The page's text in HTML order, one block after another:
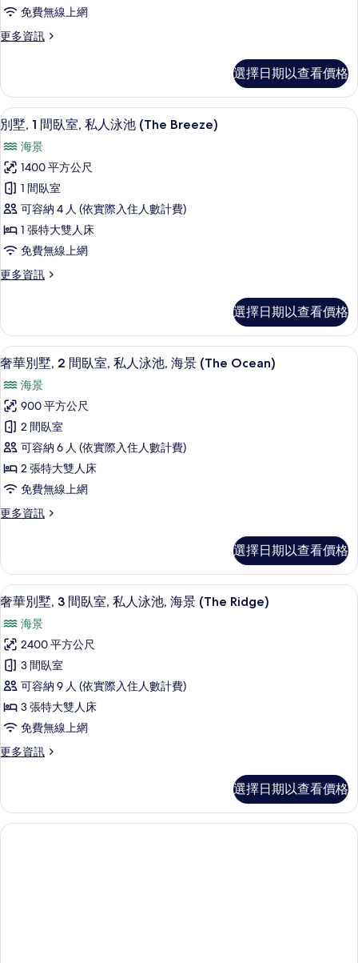
有
相
片
Mood)
詳
間
臥
私
人
泳
池,
海
景
(The
One)
的
所
有
片
免費無線上網
更多資訊
更
別
墅,
1
間
臥
室,
私
人
泳
池,
海
景
One)
情
選擇日期以查看價格
顯
示
別
墅,
間
臥
室,
私
泳
池
(The
Breeze)
的
所
有
相
片
別墅, 1 間臥室, 私人泳池 (The
7
別墅, 1 間臥室, 私人泳池 (The Breeze)
海景
1400 平方公尺
1 間臥室
可容納 4 人 (依實際入住人數計費)
1 張特大雙人床
免費無線上網
更多資訊
更
1
間
臥
私
人
泳
池
(The
Breeze)
的
詳
選擇日期以查看價格
顯
示
奢
華
別
墅,
2
間
臥
私
人
泳
池,
海
景
(The
Ocean)
的
所
有
片
奢華別墅, 2 間臥室, 私人泳池, 海景
7
奢華別墅, 2 間臥室, 私人泳池, 海景 (The Ocean)
海景
900 平方公尺
2 間臥室
可容納 6 人 (依實際入住人數計費)
2 張特大雙人床
免費無線上網
更多資訊
更
別
墅,
2
臥
室,
私
人
泳
池,
海
景
Ocean)
情
選擇日期以查看價格
顯
示
奢
華
別
墅,
3
間
臥
私
人
奢華別墅, 3 間臥室, 私人泳池, 海景
12
奢華別墅, 3 間臥室, 私人泳池, 海景 (The Ridge)
海景
2400 平方公尺
3 間臥室
可容納 9 人 (依實際入住人數計費)
3 張特大雙人床
免費無線上網
更多資訊
更
別
墅,
3
選擇日期以查看價格